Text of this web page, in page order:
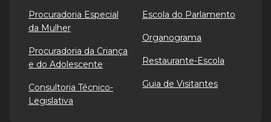
Procuradoria Especial
da Mulher
Procuradoria da Criança
e do Adolescente
Consultoria Técnico-
Legislativa
Escola do Parlamento
Organograma
Restaurante-Escola
Guia de Visitantes